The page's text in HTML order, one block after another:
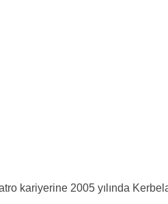
kariyerine 2005 yılında